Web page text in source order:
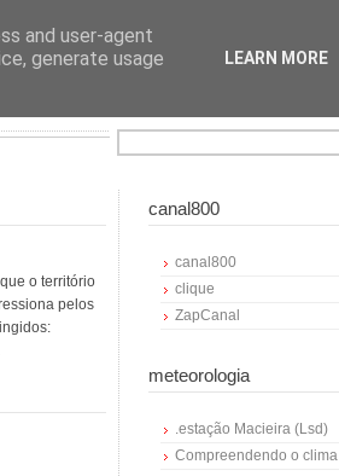
o território
pelos
canal800
canal800
clique
ZapCanal
meteorologia
.estação Macieira (Lsd)
Compreendendo o clima
and user-agent
generate usage
LEARN MORE